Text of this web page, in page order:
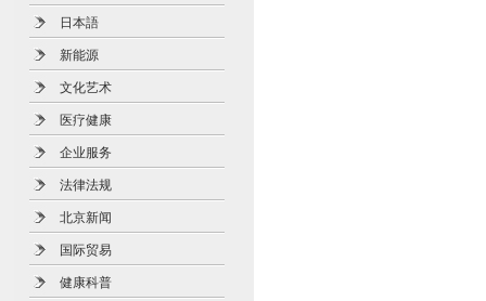
日本語
新能源
文化艺术
医疗健康
企业服务
法律法规
北京新闻
国际贸易
健康科普